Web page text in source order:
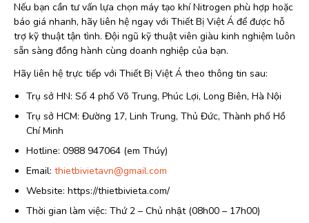
Nếu bạn cần tư vấn lựa chọn máy tạo khí Nitrogen phù hợp hoặc
báo giá nhanh, hãy liên hệ ngay với Thiết Bị Việt Á để được hỗ
trợ kỹ thuật tận tình. Đội ngũ kỹ thuật viên giàu kinh nghiệm luôn
sẵn sàng đồng hành cùng doanh nghiệp của bạn.
Hãy liên hệ trực tiếp với Thiết Bị Việt Á theo thông tin sau:
Trụ sở HN: Số 4 phố Võ Trung, Phúc Lợi, Long Biên, Hà Nội
Trụ sở HCM: Đường 17, Linh Trung, Thủ Đức, Thành phố Hồ
Chí Minh
Hotline: 0988 947064 (em Thúy)
Email: thietbivietavn@gmail.com
Website: https://thietbivieta.com/
Thời gian làm việc: Thứ 2 – Chủ nhật (08h00 – 17h00)